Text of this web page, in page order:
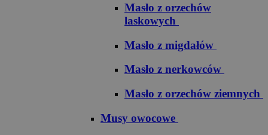
Masło z orzechów
laskowych
Masło z migdałów
Masło z nerkowców
Masło z orzechów ziemnych
Musy owocowe